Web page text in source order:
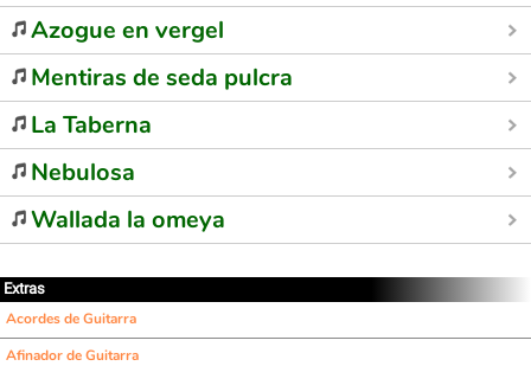
Azogue en vergel
Mentiras de seda pulcra
La Taberna
Nebulosa
Wallada la omeya
Extras
Acordes de Guitarra
Afinador de Guitarra